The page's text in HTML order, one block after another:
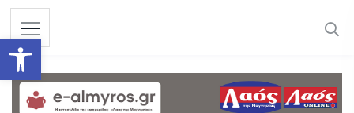
Ανοίξτε τη γραμμή